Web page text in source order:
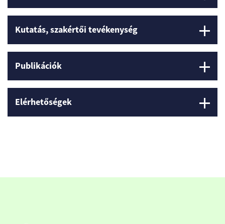
Kutatás, szakértői tevékenység
Publikációk
Elérhetőségek